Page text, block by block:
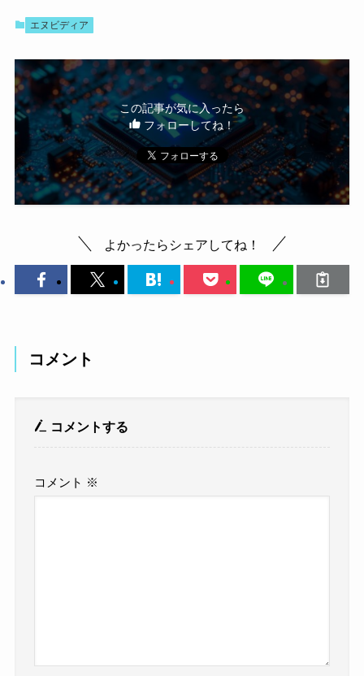
エヌビディア
この記事が気に入ったら
フォローしてね！
よかったらシェアしてね！
コメント
コメントする
コメント ※